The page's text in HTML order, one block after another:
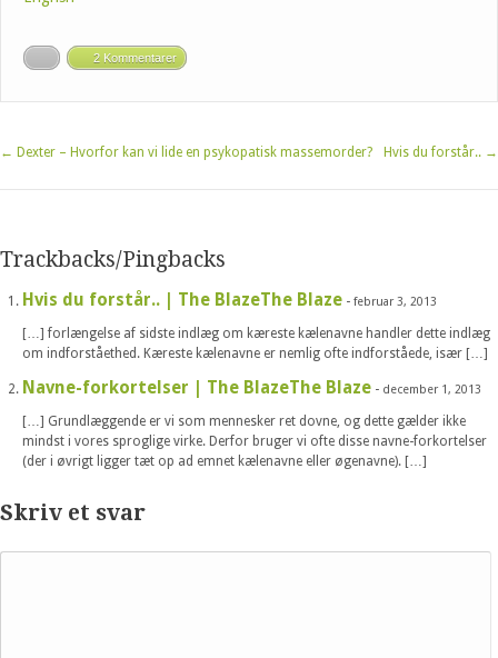
2 Kommentarer
← Dexter – Hvorfor kan vi lide en psykopatisk massemorder? Hvis du forstår.. →
Trackbacks/Pingbacks
Hvis du forstår.. | The BlazeThe Blaze - februar 3, 2013
[…] forlængelse af sidste indlæg om kæreste kælenavne handler dette indlæg
om indforståethed. Kæreste kælenavne er nemlig ofte indforståede, især […]
Navne-forkortelser | The BlazeThe Blaze - december 1, 2013
[…] Grundlæggende er vi som mennesker ret dovne, og dette gælder ikke
mindst i vores sproglige virke. Derfor bruger vi ofte disse navne-forkortelser
(der i øvrigt ligger tæt op ad emnet kælenavne eller øgenavne). […]
Skriv et svar